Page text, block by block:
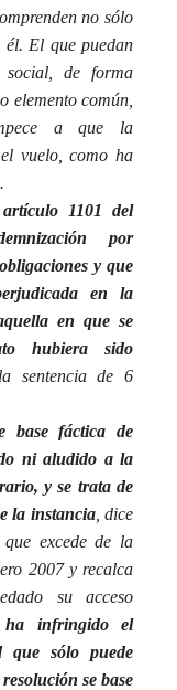
no sólo
él. El que puedan
de forma
elemento común,
a que la
vuelo, como ha
1101 del
por
y que
en la
en que se
hubiera sido
sentencia de 6
base fáctica de
ni aludido a la
y se trata de
la instancia, dice
excede de la
2007 y recalca
su acceso
ha infringido el
que sólo puede
se base